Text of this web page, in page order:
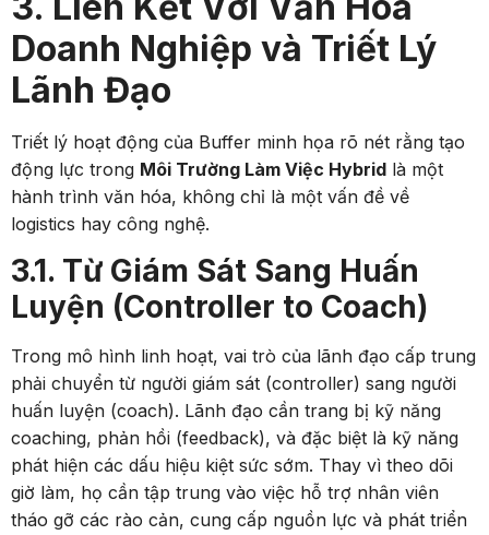
Doanh Nghiệp và Triết Lý
Lãnh Đạo
Triết lý hoạt động của Buffer minh họa rõ nét rằng tạo
động lực trong Môi Trường Làm Việc Hybrid là một
hành trình văn hóa, không chỉ là một vấn đề về
logistics hay công nghệ.
3.1. Từ Giám Sát Sang Huấn
Luyện (Controller to Coach)
Trong mô hình linh hoạt, vai trò của lãnh đạo cấp trung
phải chuyển từ người giám sát (controller) sang người
huấn luyện (coach). Lãnh đạo cần trang bị kỹ năng
coaching, phản hồi (feedback), và đặc biệt là kỹ năng
phát hiện các dấu hiệu kiệt sức sớm. Thay vì theo dõi
giờ làm, họ cần tập trung vào việc hỗ trợ nhân viên
tháo gỡ các rào cản, cung cấp nguồn lực và phát triển